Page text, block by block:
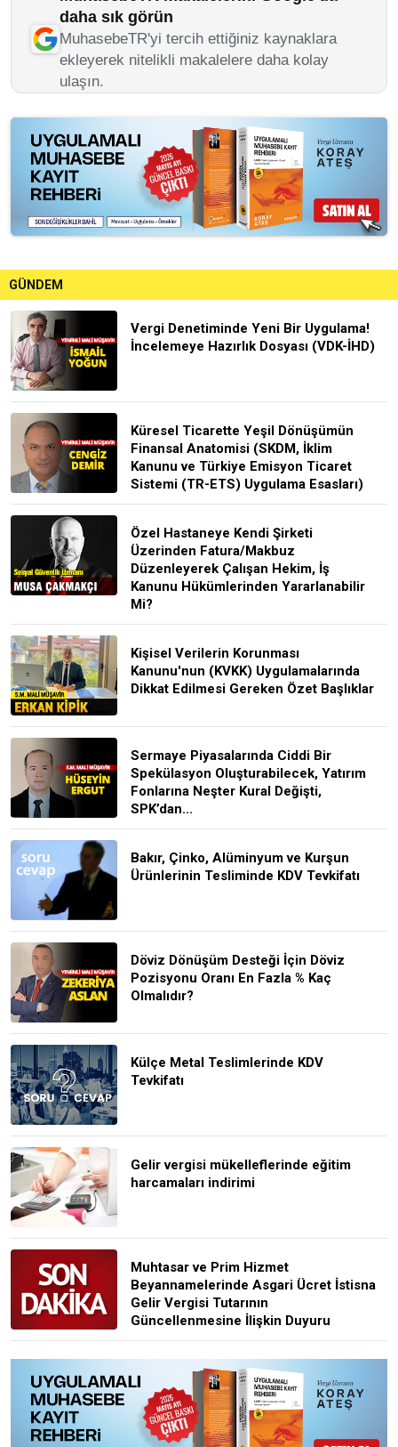
daha sık görün
MuhasebeTR'yi tercih ettiğiniz kaynaklara
ekleyerek nitelikli makalelere daha kolay
ulaşın.
GÜNDEM
Vergi Denetiminde Yeni Bir Uygulama!
İncelemeye Hazırlık Dosyası (VDK-İHD)
Küresel Ticarette Yeşil Dönüşümün
Finansal Anatomisi (SKDM, İklim
Kanunu ve Türkiye Emisyon Ticaret
Sistemi (TR-ETS) Uygulama Esasları)
Özel Hastaneye Kendi Şirketi
Üzerinden Fatura/Makbuz
Düzenleyerek Çalışan Hekim, İş
Kanunu Hükümlerinden Yararlanabilir
Mi?
Kişisel Verilerin Korunması
Kanunu'nun (KVKK) Uygulamalarında
Dikkat Edilmesi Gereken Özet Başlıklar
Sermaye Piyasalarında Ciddi Bir
Spekülasyon Oluşturabilecek, Yatırım
Fonlarına Neşter Kural Değişti,
SPK’dan...
Bakır, Çinko, Alüminyum ve Kurşun
Ürünlerinin Tesliminde KDV Tevkifatı
Döviz Dönüşüm Desteği İçin Döviz
Pozisyonu Oranı En Fazla % Kaç
Olmalıdır?
Külçe Metal Teslimlerinde KDV
Tevkifatı
Gelir vergisi mükelleflerinde eğitim
harcamaları indirimi
Muhtasar ve Prim Hizmet
Beyannamelerinde Asgari Ücret İstisna
Gelir Vergisi Tutarının
Güncellenmesine İlişkin Duyuru